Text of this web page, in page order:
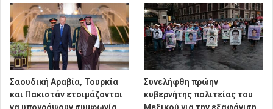
Σαουδική Αραβία, Τουρκία
και Πακιστάν ετοιμάζονται
Συνελήφθη πρώην
κυβερνήτης πολιτείας του